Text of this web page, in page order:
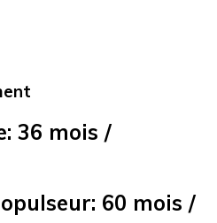
36 mois /
60 mois /